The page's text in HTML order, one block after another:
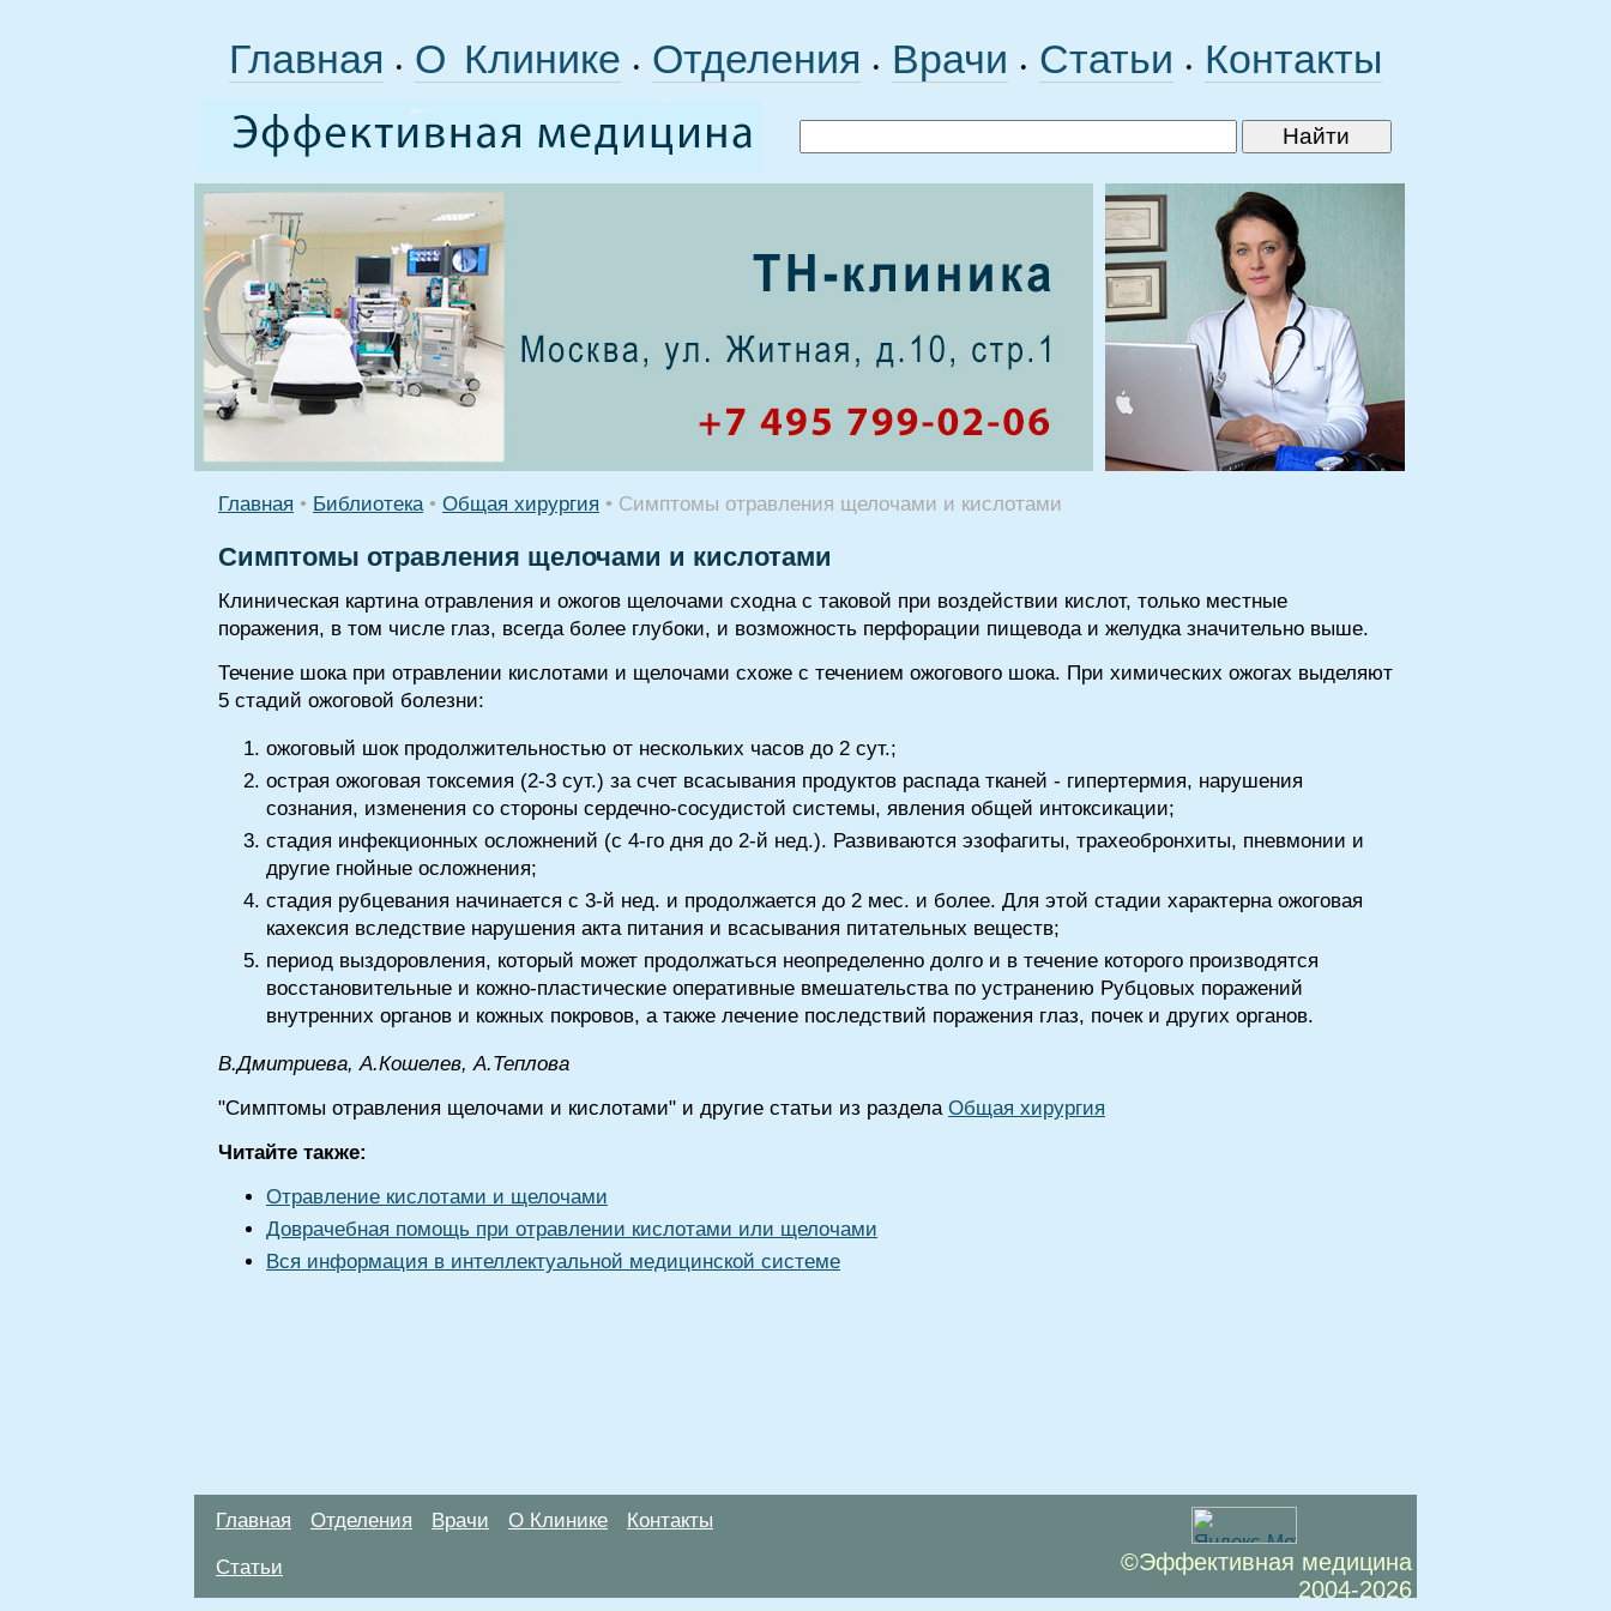
Главная • О Клинике • Отделения • Врачи • Статьи • Контакты
Главная • Библиотека • Общая хирургия • Симптомы отравления щелочами и кислотами
Симптомы отравления щелочами и кислотами
Клиническая картина отравления и ожогов щелочами сходна с таковой при воздействии кислот, только местные
поражения, в том числе глаз, всегда более глубоки, и возможность перфорации пищевода и желудка значительно выше.
Течение шока при отравлении кислотами и щелочами схоже с течением ожогового шока. При химических ожогах выделяют
5 стадий ожоговой болезни:
ожоговый шок продолжительностью от нескольких часов до 2 сут.;
острая ожоговая токсемия (2-3 сут.) за счет всасывания продуктов распада тканей - гипертермия, нарушения
сознания, изменения со стороны сердечно-сосудистой системы, явления общей интоксикации;
стадия инфекционных осложнений (с 4-го дня до 2-й нед.). Развиваются эзофагиты, трахеобронхиты, пневмонии и
другие гнойные осложнения;
стадия рубцевания начинается с 3-й нед. и продолжается до 2 мес. и более. Для этой стадии характерна ожоговая
кахексия вследствие нарушения акта питания и всасывания питательных веществ;
период выздоровления, который может продолжаться неопределенно долго и в течение которого производятся
восстановительные и кожно-пластические оперативные вмешательства по устранению Рубцовых поражений
внутренних органов и кожных покровов, а также лечение последствий поражения глаз, почек и других органов.
В.Дмитриева, А.Кошелев, А.Теплова
"Симптомы отравления щелочами и кислотами" и другие статьи из раздела Общая хирургия
Читайте также:
Отравление кислотами и щелочами
Доврачебная помощь при отравлении кислотами или щелочами
Вся информация в интеллектуальной медицинской системе
Главная Отделения Врачи О Клинике Контакты
Статьи
©Эффективная медицина
2004-2026